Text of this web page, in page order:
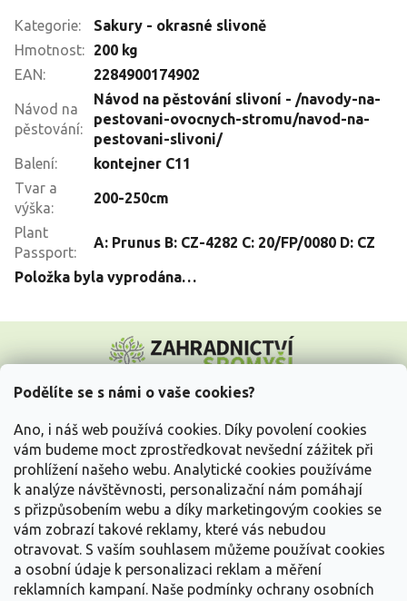
Podělíte se s námi o vaše cookies?
Ano, i náš web používá cookies. Díky povolení cookies
vám budeme moct zprostředkovat nevšední zážitek při
prohlížení našeho webu. Analytické cookies používáme
k analýze návštěvnosti, personalizační nám pomáhají
s přizpůsobením webu a díky marketingovým cookies se
vám zobrazí takové reklamy, které vás nebudou
otravovat. S vaším souhlasem můžeme používat cookies
a osobní údaje k personalizaci reklam a měření
reklamních kampaní. Naše podmínky ochrany osobních
Kategorie:
Sakury - okrasné slivoně
Hmotnost:
200 kg
EAN: 2284900174902
Návod na
pěstování:
Návod na pěstování slivoní - /navody-na-
pestovani-ovocnych-stromu/navod-na-
pestovani-slivoni/
Balení:
kontejner C11
Tvar a
výška:
200-250cm
Plant
Passport:
A: Prunus B: CZ-4282 C: 20/FP/0080 D: CZ
Položka byla vyprodána…
p
Vše o nákupu
Informace pro Vás
Kontakujte nás